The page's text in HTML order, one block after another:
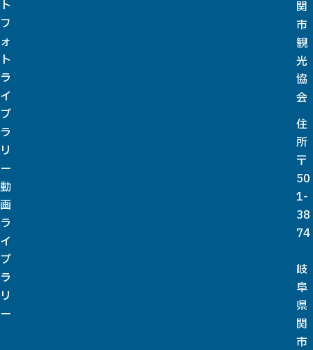
ト
フ
ォ
ト
ラ
イ
ブ
ラ
リ
ー
動
画
ラ
イ
ブ
ラ
リ
ー
関
市
観
光
協
会
住
所
〒
50
1-
38
74
岐
阜
県
関
市